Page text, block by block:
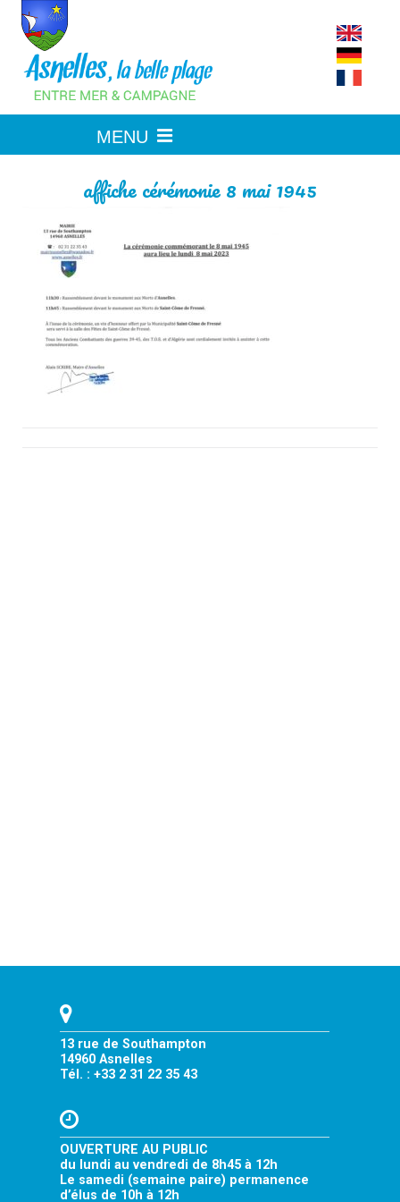
content
affiche cérémonie 8 mai 1945
13 rue de Southampton
14960 Asnelles
Tél. : +33 2 31 22 35 43
OUVERTURE AU PUBLIC
du lundi au vendredi de 8h45 à 12h
Le samedi (semaine paire) permanence
d’élus de 10h à 12h